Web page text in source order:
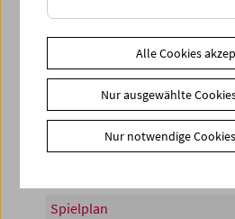
Spielplan
Alle Cookies
Nur ausgewählte
Nur notwendige